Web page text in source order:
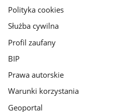
gov.pl
Polityka cookies
Służba cywilna
Profil zaufany
BIP
Prawa autorskie
Warunki korzystania
Geoportal